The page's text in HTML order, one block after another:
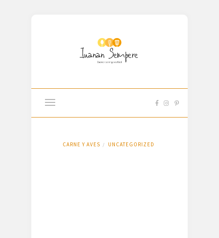
CARNE Y AVES / UNCATEGORIZED